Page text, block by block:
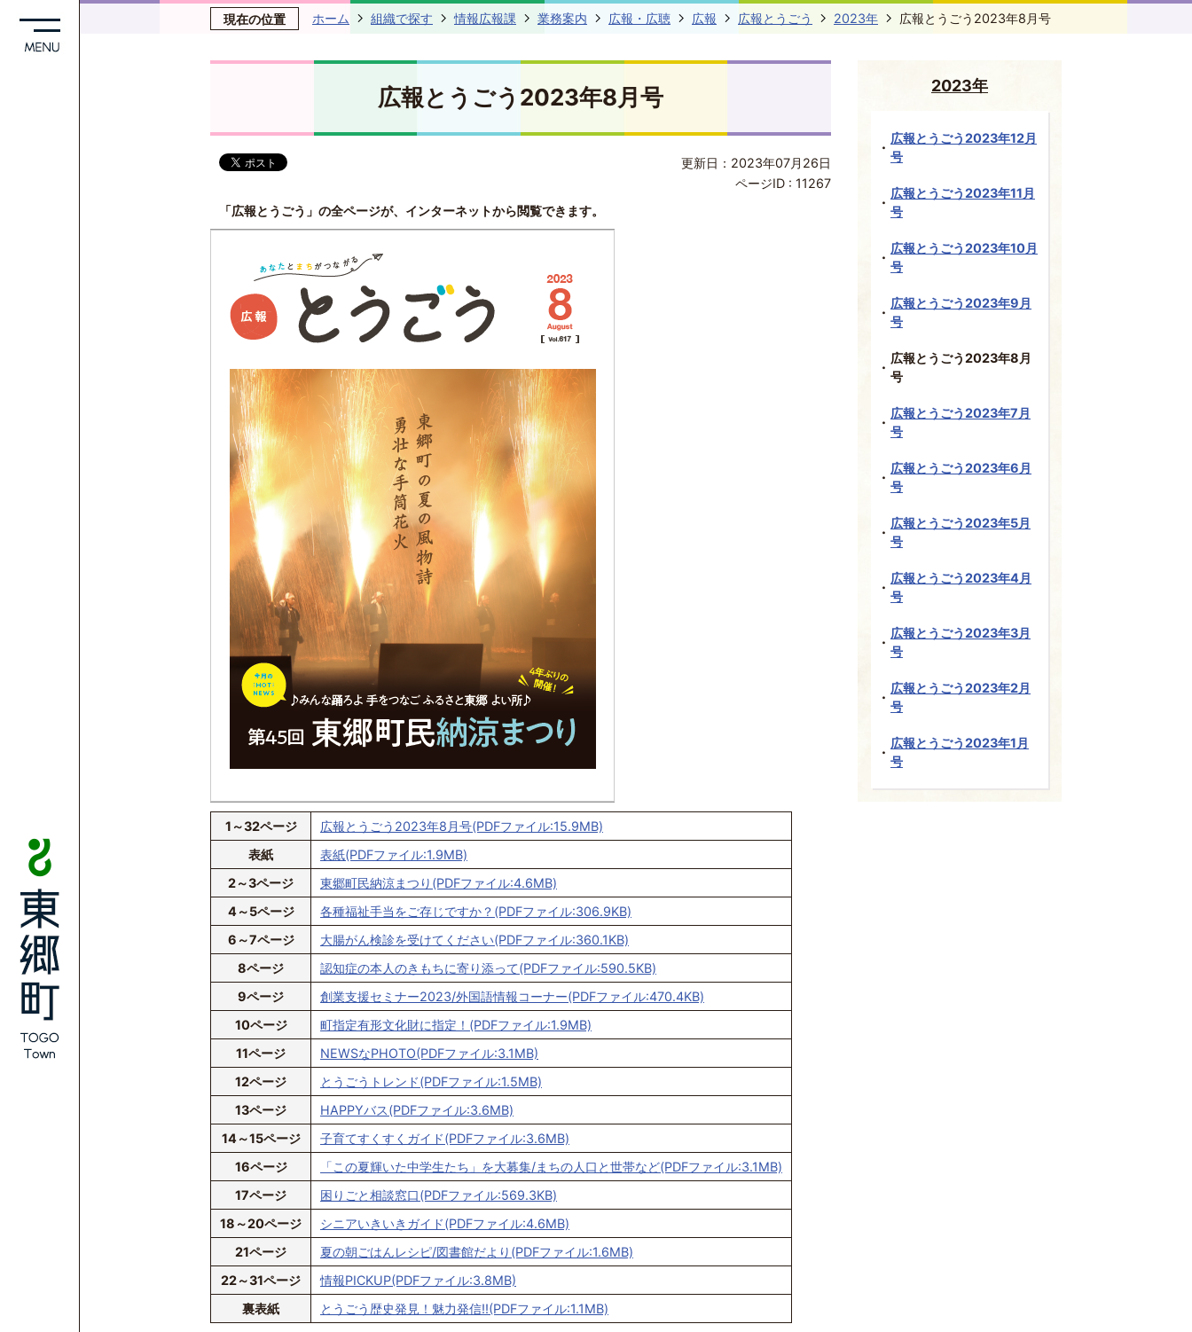
現在の位置 ホーム 組織で探す 情報広報課 業務案内 広報・広聴 広報 広報とうごう 2023年 広報とうごう2023年8月号
広報とうごう2023年8月号
更新日：2023年07月26日
ページID : 11267
「広報とうごう」の全ページが、インターネットから閲覧できます。
1～32ページ
広報とうごう2023年8月号(PDFファイル:15.9MB)
表紙
表紙(PDFファイル:1.9MB)
2～3ページ
東郷町民納涼まつり(PDFファイル:4.6MB)
4～5ページ
各種福祉手当をご存じですか？(PDFファイル:306.9KB)
6～7ページ
大腸がん検診を受けてください(PDFファイル:360.1KB)
8ページ
認知症の本人のきもちに寄り添って(PDFファイル:590.5KB)
9ページ
創業支援セミナー2023/外国語情報コーナー(PDFファイル:470.4KB)
10ページ
町指定有形文化財に指定！(PDFファイル:1.9MB)
11ページ
NEWSなPHOTO(PDFファイル:3.1MB)
12ページ
とうごうトレンド(PDFファイル:1.5MB)
13ページ
HAPPYバス(PDFファイル:3.6MB)
14～15ページ
子育てすくすくガイド(PDFファイル:3.6MB)
16ページ
「この夏輝いた中学生たち」を大募集/まちの人口と世帯など(PDFファイル:3.1MB)
17ページ
困りごと相談窓口(PDFファイル:569.3KB)
18～20ページ
シニアいきいきガイド(PDFファイル:4.6MB)
21ページ
夏の朝ごはんレシピ/図書館だより(PDFファイル:1.6MB)
22～31ページ
情報PICKUP(PDFファイル:3.8MB)
裏表紙
とうごう歴史発見！魅力発信!!(PDFファイル:1.1MB)
2023年
広報とうごう2023年12月
号
広報とうごう2023年11月
号
広報とうごう2023年10月
号
広報とうごう2023年9月
号
広報とうごう2023年8月
号
広報とうごう2023年7月
号
広報とうごう2023年6月
号
広報とうごう2023年5月
号
広報とうごう2023年4月
号
広報とうごう2023年3月
号
広報とうごう2023年2月
号
広報とうごう2023年1月
号